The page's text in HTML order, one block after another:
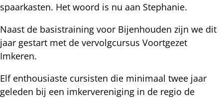
spaarkasten. Het woord is nu aan Stephanie.
Naast de basistraining voor Bijenhouden zijn we dit
jaar gestart met de vervolgcursus Voortgezet
Imkeren.
Elf enthousiaste cursisten die minimaal twee jaar
geleden bij een imkervereniging in de regio de